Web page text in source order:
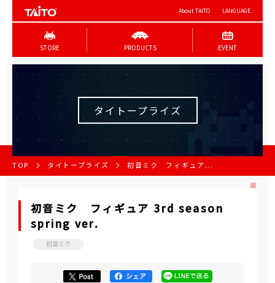
About TAITO LANGUAGE
STORE PRODUCTS EVENT
タイトープライズ
TOP タイトープライズ 初音ミク フィギュア...
初音ミク フィギュア 3rd season
spring ver.
初音ミク